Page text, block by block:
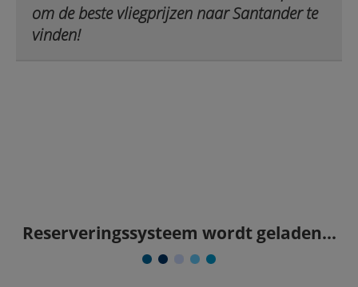
om de beste vliegprijzen naar Santander te
vinden!
Reserveringssysteem wordt geladen...